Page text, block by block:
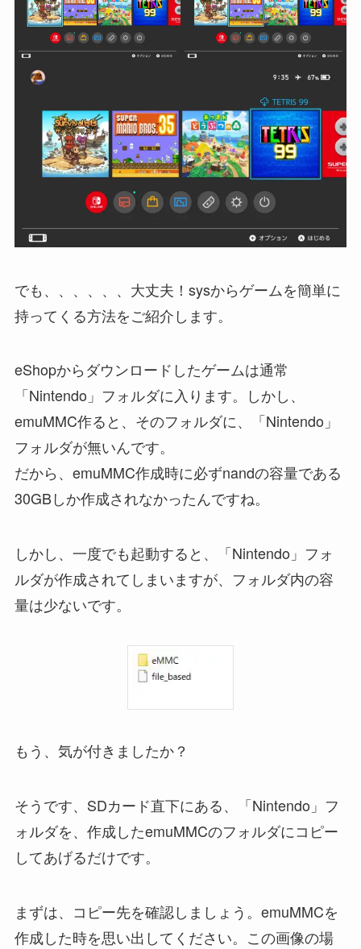
でも、、、、、、大丈夫！sysからゲームを簡単に
持ってくる方法をご紹介します。
eShopからダウンロードしたゲームは通常
「Nintendo」フォルダに入ります。しかし、
emuMMC作ると、そのフォルダに、「Nintendo」
フォルダが無いんです。
だから、emuMMC作成時に必ずnandの容量である
30GBしか作成されなかったんですね。
しかし、一度でも起動すると、「Nintendo」フォ
ルダが作成されてしまいますが、フォルダ内の容
量は少ないです。
もう、気が付きましたか？
そうです、SDカード直下にある、「Nintendo」フ
ォルダを、作成したemuMMCのフォルダにコピー
してあげるだけです。
まずは、コピー先を確認しましょう。emuMMCを
作成した時を思い出してください。この画像の場